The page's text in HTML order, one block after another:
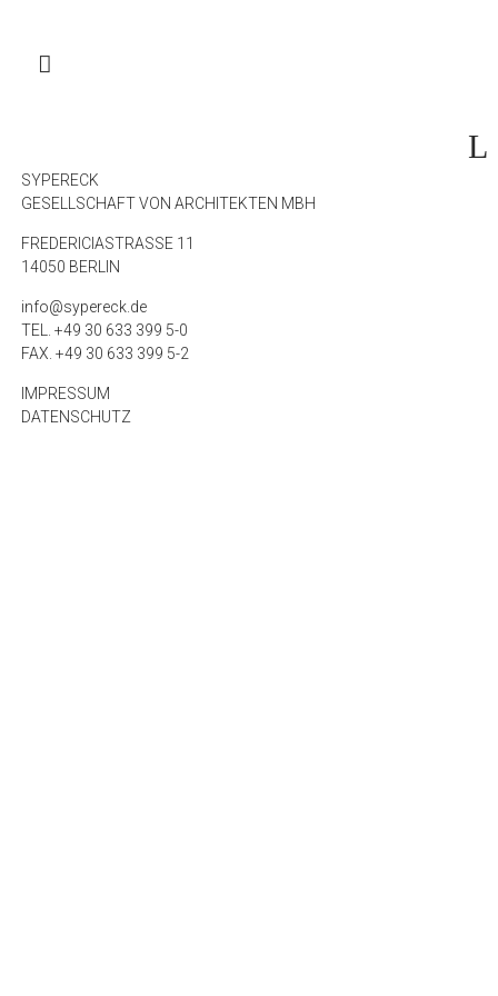
SYPERECK
GESELLSCHAFT VON ARCHITEKTEN MBH
FREDERICIASTRASSE 11
14050 BERLIN
info@sypereck.de
TEL. +49 30 633 399 5-0
FAX. +49 30 633 399 5-2
IMPRESSUM
DATENSCHUTZ